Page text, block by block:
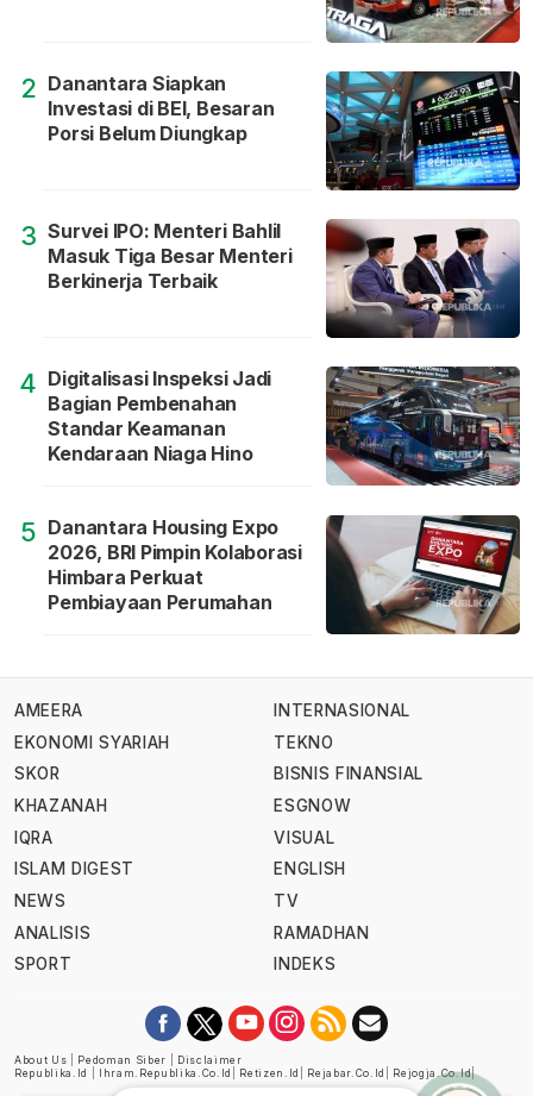
2 Danantara Siapkan
Investasi di BEI, Besaran
Porsi Belum Diungkap
3 Survei IPO: Menteri Bahlil
Masuk Tiga Besar Menteri
Berkinerja Terbaik
4 Digitalisasi Inspeksi Jadi
Bagian Pembenahan
Standar Keamanan
Kendaraan Niaga Hino
5 Danantara Housing Expo
2026, BRI Pimpin Kolaborasi
Himbara Perkuat
Pembiayaan Perumahan
AMEERA
EKONOMI SYARIAH
SKOR
KHAZANAH
IQRA
ISLAM DIGEST
NEWS
ANALISIS
SPORT
INTERNASIONAL
TEKNO
BISNIS FINANSIAL
ESGNOW
VISUAL
ENGLISH
TV
RAMADHAN
INDEKS
About Us Pedoman Siber
Disclaimer
Republika.id
Ihram.republika.co.id Retizen.id Rejabar.co.id Rejogja.co.id|